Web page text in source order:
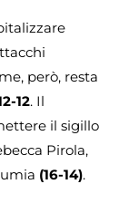
però, resta
12. Il
il sigillo
Pirola,
(16-14).